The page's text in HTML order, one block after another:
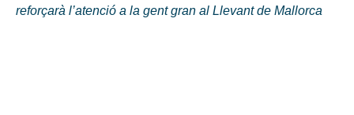
reforçarà l’atenció a la gent gran al Llevant de Mallorca